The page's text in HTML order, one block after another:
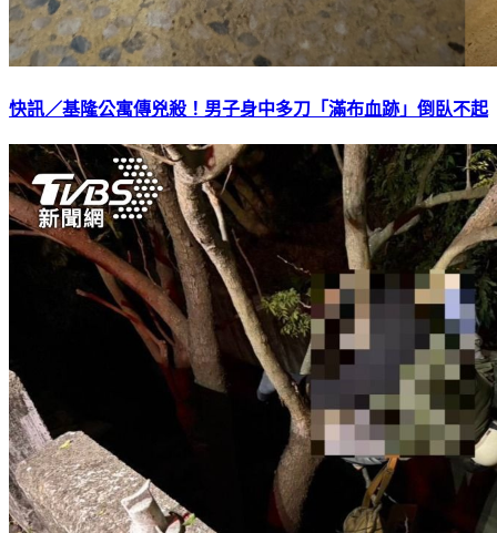
快訊／基隆公寓傳兇殺！男子身中多刀「滿布血跡」倒臥不起